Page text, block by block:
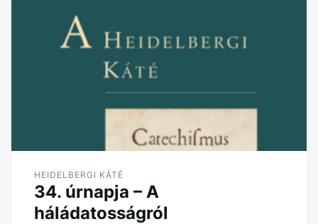
HEIDELBERGI KÁTÉ
34. úrnapja – A
háládatosságról